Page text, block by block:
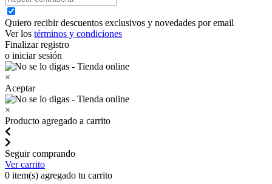
Quiero recibir descuentos exclusivos y novedades por email
Ver los términos y condiciones
Finalizar registro
o iniciar sesión
×
Aceptar
×
Producto agregado a carrito
Seguir comprando
Ver carrito
0 item(s) agregado tu carrito